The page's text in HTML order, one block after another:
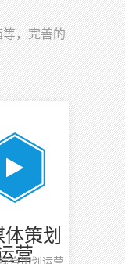
，完善的
策划
营
合策划运营